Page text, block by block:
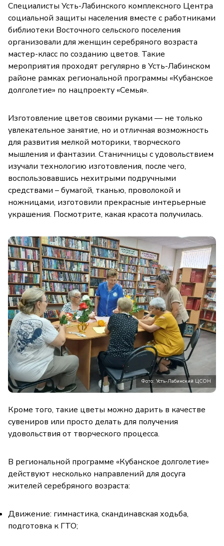
Специалисты Усть-Лабинского комплексного Центра
социальной защиты населения вместе с работниками
библиотеки Восточного сельского поселения
организовали для женщин серебряного возраста
мастер-класс по созданию цветов. Такие
мероприятия проходят регулярно в Усть-Лабинском
районе рамках региональной программы «Кубанское
долголетие» по нацпроекту «Семья».
Изготовление цветов своими руками — не только
увлекательное занятие, но и отличная возможность
для развития мелкой моторики, творческого
мышления и фантазии. Станичницы с удовольствием
изучали технологию изготовления, после чего,
воспользовавшись нехитрыми подручными
средствами – бумагой, тканью, проволокой и
ножницами, изготовили прекрасные интерьерные
украшения. Посмотрите, какая красота получилась.
Фото: Усть-Лабинский ЦСОН
Кроме того, такие цветы можно дарить в качестве
сувениров или просто делать для получения
удовольствия от творческого процесса.
В региональной программе «Кубанское долголетие»
действуют несколько направлений для досуга
жителей серебряного возраста:
Движение: гимнастика, скандинавская ходьба,
подготовка к ГТО;